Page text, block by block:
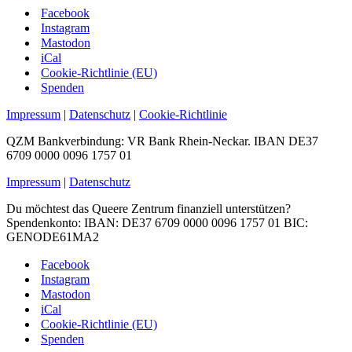
Facebook
Instagram
Mastodon
iCal
Cookie-Richtlinie (EU)
Spenden
Impressum | Datenschutz | Cookie-Richtlinie
QZM Bankverbindung: VR Bank Rhein-Neckar. IBAN DE37
6709 0000 0096 1757 01
Impressum | Datenschutz
Du möchtest das Queere Zentrum finanziell unterstützen?
Spendenkonto: IBAN: DE37 6709 0000 0096 1757 01 BIC:
GENODE61MA2
Facebook
Instagram
Mastodon
iCal
Cookie-Richtlinie (EU)
Spenden